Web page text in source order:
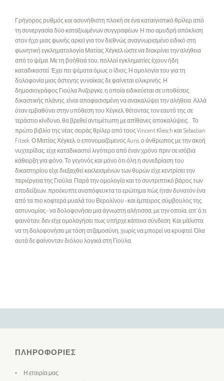
Γρήγορος ρυθμός και ασυνήθιστη πλοκή σε ένα καταιγιστικό θρίλερ από
τη συνεργασία δύο καταξιωμένων συγγραφέων. Η πιο αμυδρή απόκλιση
στον ήχο μιας φωνής αρκεί για τον διεθνώς αναγνωρισμένο ειδικό στη
φωνητική εγκληματολογία Ματίας Χέγκελ ώστε να διακρίνει την αλήθεια
από το ψέμα. Με τη βοήθειά του, πολλοί εγκληματίες έχουν ήδη
καταδικαστεί. Έχει πει ψέματα όμως ο ίδιος; Η ομολογία του για τη
δολοφονία μιας άστεγης γυναίκας δε φαίνεται ειλικρινής. Η
δημοσιογράφος Γιούλα Άνζοργκε, η οποία ειδικεύεται σε υποθέσεις
δικαστικής πλάνης, είναι αποφασισμένη να ανακαλύψει την αλήθεια. Αλλά
όταν εμβαθύνει στην υπόθεση του Χέγκελ, θέτοντας τον εαυτό της σε
τεράστιο κίνδυνο, θα βρεθεί αντιμέτωπη με απίθανες αποκαλύψεις... Το
πρώτο βιβλίο της νέας σειράς θρίλερ από τους Vincent Kliesch και Sebastian
Fitzek. Ο Ματίας Χέγκελ, ο επονομαζόμενος Auris, ο άνθρωπος με την ακοή
νυχτερίδας, είχε καταδικαστεί λιγότερο από έναν χρόνο πριν σε ισόβια
κάθειρξη για φόνο. Το γεγονός και μόνο ότι όλη η συνεδρίαση του
δικαστηρίου είχε διεξαχθεί κεκλεισμένων των θυρών είχε κεντρίσει την
περιέργεια της Γιούλα. Παρά την ομολογία και το συντριπτικό βάρος των
αποδείξεων, προέκυπτε αναπόφευκτα το ερώτημα πώς ήταν δυνατόν ένα
από τα πιο κοφτερά μυαλά του Βερολίνου -και έμπειρος σύμβουλος της
αστυνομίας- να δολοφονήσει μια άγνωστη αλήτισσα, με την οποία, απ’ ό,τι
φαινόταν, δεν είχε ομολογήσει πως υπήρχε κάποια σύνδεση. Και μάλιστα
να τη δολοφονήσει με τόση ατζαμοσύνη, χωρίς να μπορεί να κρυφτεί. Όλα
αυτά δε φαίνονταν διόλου λογικά στη Γιούλα.
ΠΛΗΡΟΦΟΡΊΕΣ
Η εταιρία μας